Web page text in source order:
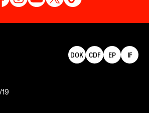
DOK CDF EP IF